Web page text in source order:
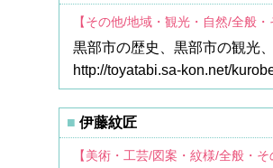
【その他/地域・観光・自然/全般・
黒部市の歴史、黒部市の観光
http://toyatabi.sa-kon.net/
伊藤紋匠
【美術・工芸/図案・紋様/全般・そ